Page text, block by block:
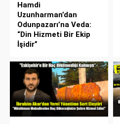
Hamdi
Uzunharman’dan
Odunpazarı’na Veda:
“Din Hizmeti Bir Ekip
İşidir”